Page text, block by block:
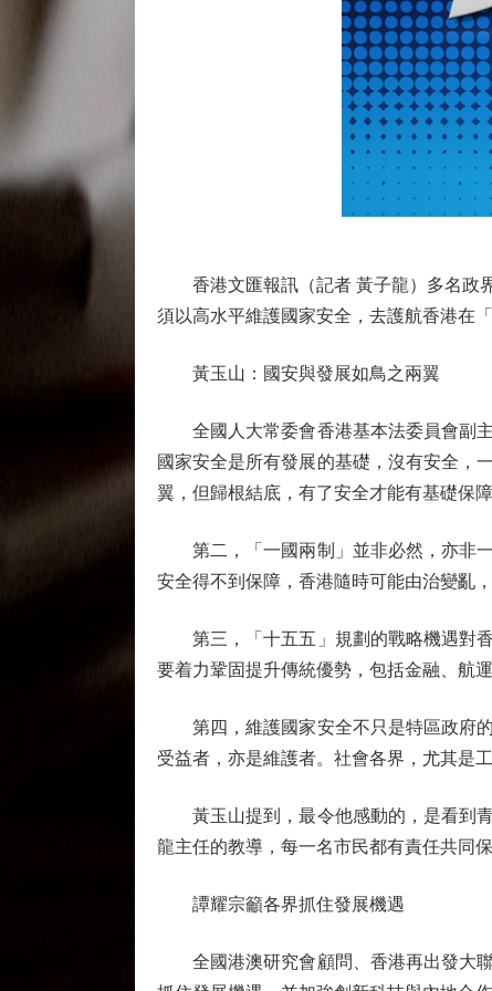
香港文匯報訊（記者 黃子龍）多名政界
須以高水平維護國家安全，去護航香港在
黃玉山：國安與發展如鳥之兩翼
全國人大常委會香港基本法委員會副主
國家安全是所有發展的基礎，沒有安全，
翼，但歸根結底，有了安全才能有基礎保障
第二，「一國兩制」並非必然，亦非一
安全得不到保障，香港隨時可能由治變亂
第三，「十五五」規劃的戰略機遇對香
要着力鞏固提升傳統優勢，包括金融、航
第四，維護國家安全不只是特區政府的
受益者，亦是維護者。社會各界，尤其是
黃玉山提到，最令他感動的，是看到青
龍主任的教導，每一名市民都有責任共同
譚耀宗籲各界抓住發展機遇
全國港澳研究會顧問、香港再出發大聯